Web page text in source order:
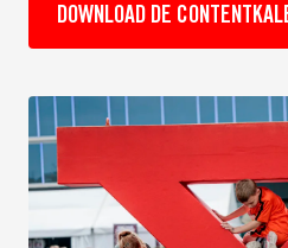
DOWNLOAD DE